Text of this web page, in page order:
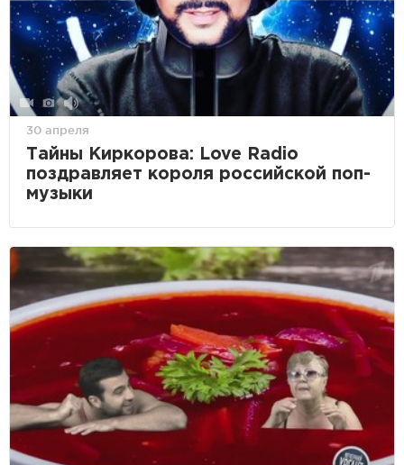
30 апреля
Тайны Киркорова: Love Radio
поздравляет короля российской поп-
музыки